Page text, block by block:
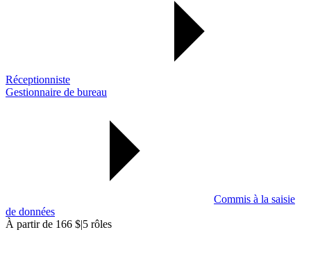
Réceptionniste
Gestionnaire de bureau
Commis à la saisie
de données
À partir de 166 $|5 rôles